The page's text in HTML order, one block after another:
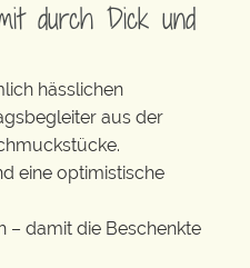
durch Dick und
hässlichen
aus der
eine optimistische
– damit die Beschenkte